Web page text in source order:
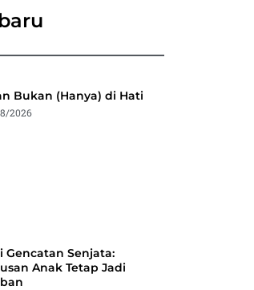
Bukan (Hanya) di Hati
2026
Gencatan Senjata:
Anak Tetap Jadi